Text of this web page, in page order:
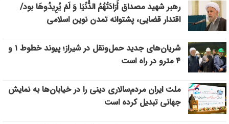
رهبر شهید مصداق أَرَادَتْهُمُ الدُّنْيَا وَ لَمْ يُرِيدُوهَا بود/
اقتدار قضایی، پشتوانه تمدن نوین اسلامی
شریان‌های جدید حمل‌ونقل در شیراز؛ پیوند خطوط ۱ و
۴ مترو در راه است
ملت ایران مردم‌سالاری دینی را در خیابان‌ها به نمایش
جهانی تبدیل کرده است